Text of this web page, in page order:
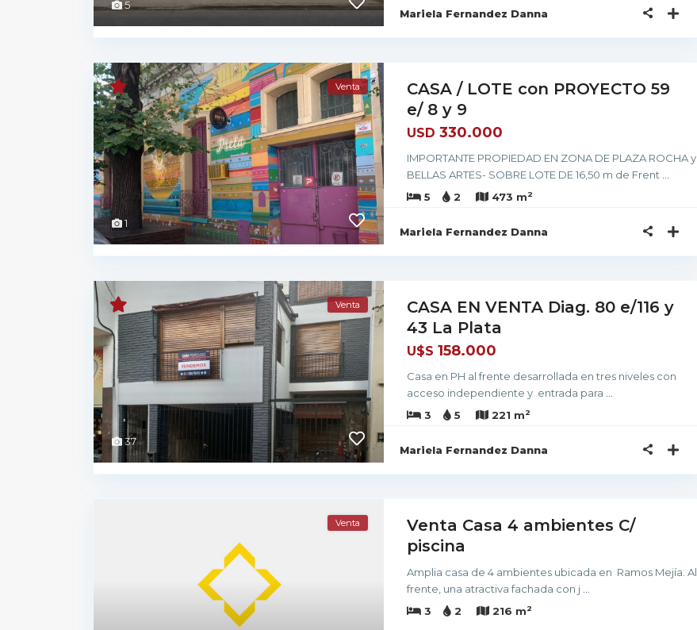
5
Mariela Fernandez Danna
1
Venta
CASA / LOTE con PROYECTO 59
e/ 8 y 9
USD 330.000
IMPORTANTE PROPIEDAD EN ZONA DE PLAZA ROCHA y
BELLAS ARTES- SOBRE LOTE DE 16,50 m de Frent
5
2 473 m2
Mariela Fernandez Danna
37
Venta
CASA EN VENTA Diag. 80 e/116 y
43 La Plata
U$S 158.000
Casa en PH al frente desarrollada en tres niveles con
acceso independiente y entrada para
3
5 221 m2
Mariela Fernandez Danna
Venta
Venta Casa 4 ambientes C/
piscina
Amplia casa de 4 ambientes ubicada en Ramos Mejía. Al
frente, una atractiva fachada con j
3
2 216 m2